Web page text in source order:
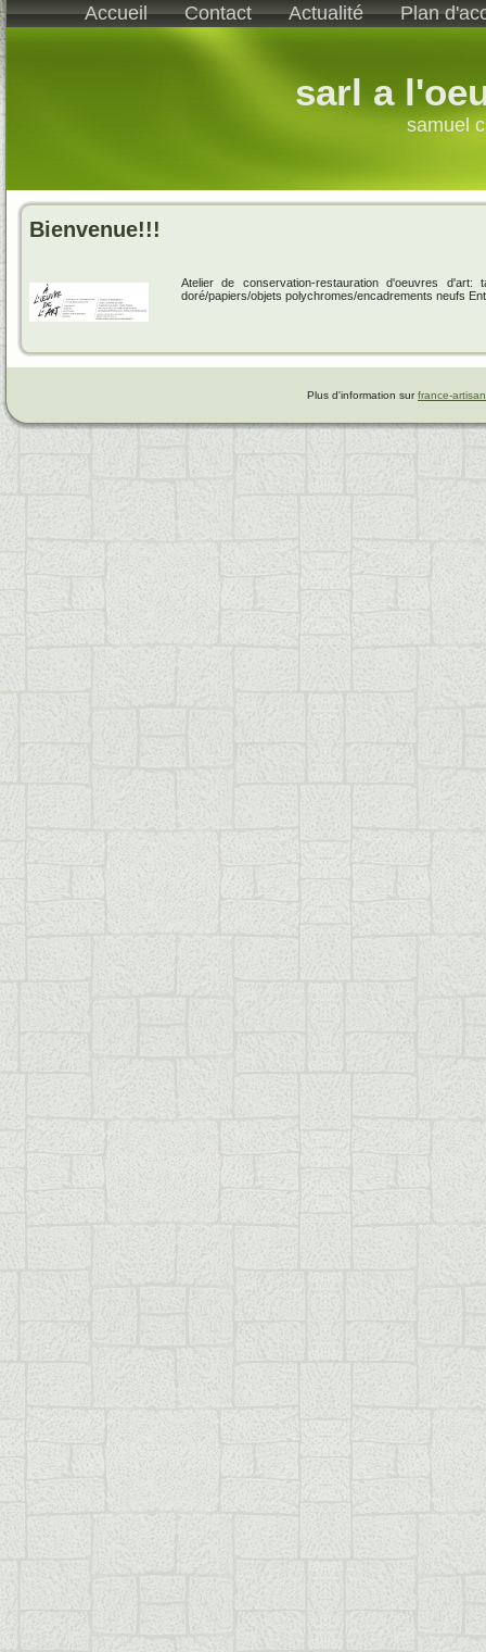
Accueil Contact Actualité Plan
sarl a
samuel
Bienvenue!!!
Atelier de conservation-restauration d'oeuvres
doré/papiers/objets polychromes/encadrements neufs
Plus d'information surfrance-